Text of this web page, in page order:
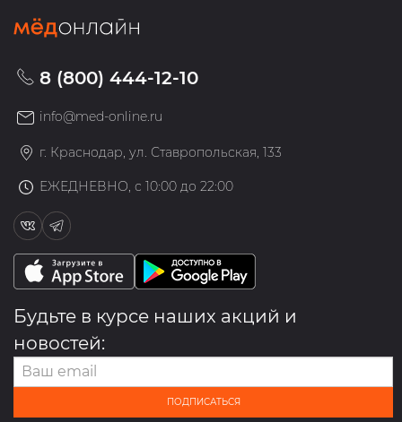
8 (800) 444-12-10
info@med-online.ru
г. Краснодар, ул. Ставропольская, 133
ЕЖЕДНЕВНО, с 10:00 до 22:00
Будьте в курсе наших акций и
новостей:
ПОДПИСАТЬСЯ